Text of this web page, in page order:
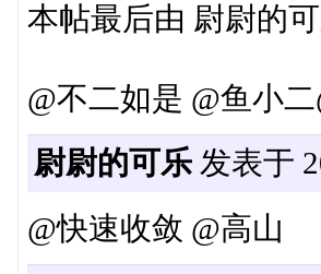
本帖最后由 尉尉的
@不二如是 @鱼小
尉尉的可乐发表于
@快速收敛 @高山